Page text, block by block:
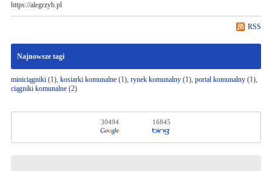
https://alegrzyb.pl
RSS
Najnowsze tagi
miniciągniki(1), kosiarki komunalne(1), rynek komunalny(1), portal komunalny(1),
ciągniki komunalne(2)
30494 16845